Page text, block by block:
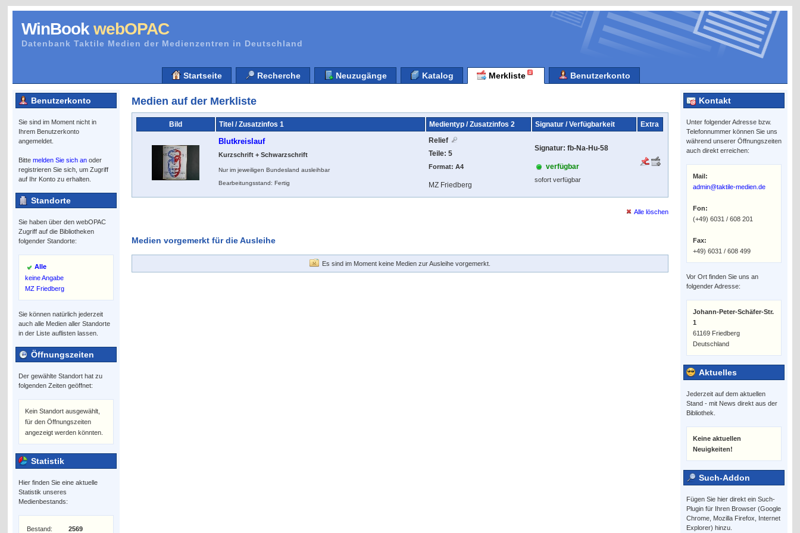
WinBook webOPAC
Datenbank Taktile Medien der Medienzentren in Deutschland
Startseite Recherche Neuzugänge Katalog Merkliste Benutzerkonto
Benutzerkonto
Sie sind im Moment nicht in
Ihrem Benutzerkonto
angemeldet.
Bittemelden Sie sich an oder
registrieren Sie sich, um Zugriff
auf Ihr Konto zu erhalten.
Standorte
Sie haben über den webOPAC
Zugriff auf die Bibliotheken
folgender Standorte:
Alle
keine Angabe
MZ Friedberg
Sie können natürlich jederzeit
auch alle Medien aller Standorte
in der Liste auflisten lassen.
Öffnungszeiten
Der gewählte Standort hat zu
folgenden Zeiten geöffnet:
Kein Standort ausgewählt,
für den Öffnungszeiten
angezeigt werden könnten.
Statistik
Hier finden Sie eine aktuelle
Statistik unseres
Medienbestands:
Bestand: 2569
Kontakt
Unter folgender Adresse bzw.
Telefonnummer können Sie uns
während unserer Öffnungszeiten
auch direkt erreichen:
Mail:
admin@taktile-medien.de
Fon:
(+49) 6031 / 608 201
Fax:
+49) 6031 / 608 499
Vor Ort finden Sie uns an
folgender Adresse:
Johann-Peter-Schäfer-Str.
1
61169 Friedberg
Deutschland
Aktuelles
Jederzeit auf dem aktuellen
Stand - mit News direkt aus der
Bibliothek.
Keine aktuellen
Neuigkeiten!
Such-Addon
Fügen Sie hier direkt ein Such-
Plugin für Ihren Browser (Google
Chrome, Mozilla Firefox, Internet
Explorer) hinzu.
Medien auf der Merkliste
Bild Titel / Zusatzinfos 1 Medientyp / Zusatzinfos 2 Signatur / Verfügbarkeit Extra
Blutkreislauf
Kurzschrift + Schwarzschrift
Nur im jeweiligen Bundesland ausleihbar
Bearbeitungsstand: Fertig
Relief
Teile: 5
Format: A4
MZ Friedberg
Signatur: fb-Na-Hu-58
verfügbar
sofort verfügbar
Alle löschen
Medien vorgemerkt für die Ausleihe
Es sind im Moment keine Medien zur Ausleihe vorgemerkt.